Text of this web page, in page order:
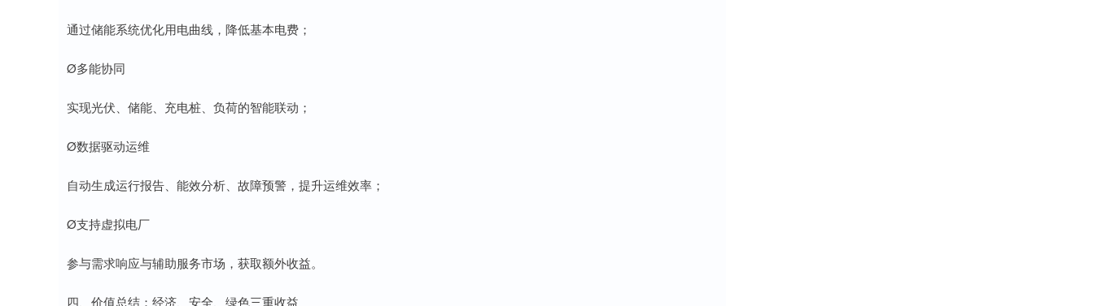
通过储能系统优化用电曲线，降低基本电费；
Ø多能协同
实现光伏、储能、充电桩、负荷的智能联动；
Ø数据驱动运维
自动生成运行报告、能效分析、故障预警，提升运维效率；
Ø支持虚拟电厂
参与需求响应与辅助服务市场，获取额外收益。
四、价值总结：经济、安全、绿色三重收益